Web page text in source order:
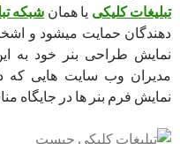
تبلیغات کلیکی یا همان شبکه
دهندگان حمایت میشود و
نمایش طراحی بنر خود به
مدیران وب سایت هایی که
نمایش فرم بنر ها در جایگاه